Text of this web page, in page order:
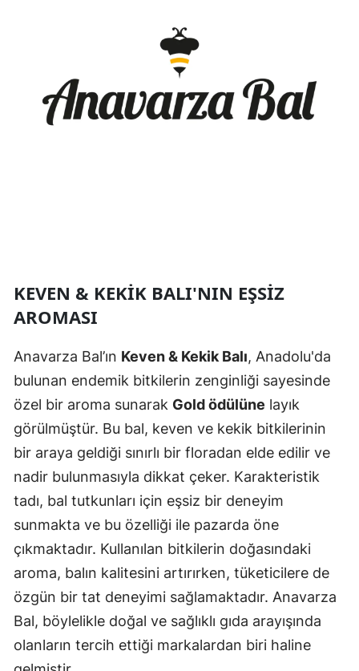
KEVEN & KEKIK BALI'NIN EŞSIZ
AROMASI
Anavarza Bal’ın Keven & Kekik Balı, Anadolu'da
bulunan endemik bitkilerin zenginliği sayesinde
özel bir aroma sunarak Gold ödülüne layık
görülmüştür. Bu bal, keven ve kekik bitkilerinin
bir araya geldiği sınırlı bir floradan elde edilir ve
nadir bulunmasıyla dikkat çeker. Karakteristik
tadı, bal tutkunları için eşsiz bir deneyim
sunmakta ve bu özelliği ile pazarda öne
çıkmaktadır. Kullanılan bitkilerin doğasındaki
aroma, balın kalitesini artırırken, tüketicilere de
özgün bir tat deneyimi sağlamaktadır. Anavarza
Bal, böylelikle doğal ve sağlıklı gıda arayışında
olanların tercih ettiği markalardan biri haline